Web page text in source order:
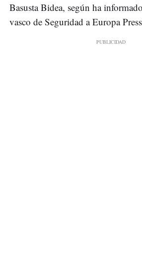
Basusta Bidea, según ha
vasco de Seguridad a Europa